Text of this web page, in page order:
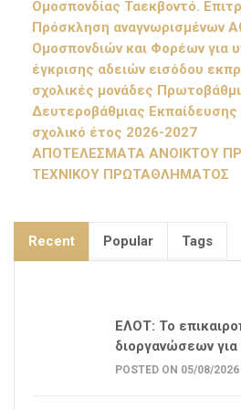
Ομοσπονδίας Ταεκβοντό.
Πρόσκληση αναγνωρισμένων
Ομοσπονδιών και Φορέων για
έγκρισης αδειών εισόδου
σχολικές μονάδες
Δευτεροβάθμιας
σχολικό έτος 2026-2027
ΑΠΟΤΕΛΕΣΜΑΤΑ ΑΝΟΙΚΤΟΥ
ΤΕΧΝΙΚΟΥ ΠΡΩΤΑΘΛΗΜΑΤΟΣ
Recent Popular Tags
ΕΛΟΤ: Το
διοργανώσεων
POSTED ON 05/08/2026